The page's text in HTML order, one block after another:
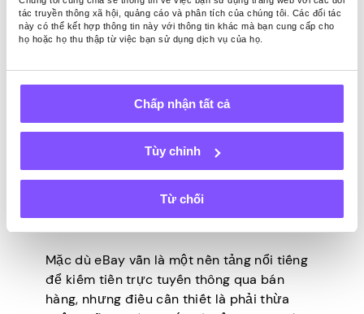
tác truyền thông xã hội, quảng cáo và phân tích của chúng tôi. Các đối tác
này có thể kết hợp thông tin này với thông tin khác mà bạn cung cấp cho
họ hoặc họ thu thập từ việc bạn sử dụng dịch vụ của họ.
Chấp nhận tất cả
Tùy chỉnh
Từ chối
thànhcác cuộc khảo sát trả phí. Cách tiếp
cận này giúp người bán không cần đầu tư
thời gian vào nghiên cứu thị trường hoặc
một cửa hàng trực tuyến. Với ứng dụng
này, bất kỳ ai cũng có thể kiếm tiền mà
không cần các kỹ năng tiên quyết hoặc cam
kết thời gian rộng rãi theo yêu cầu của các
nền tảng khác như eBay.
Kết thúc
Mặc dù eBay vẫn là một nền tảng nổi tiếng
để kiếm tiền trực tuyến thông qua bán
hàng, nhưng điều cần thiết là phải thừa